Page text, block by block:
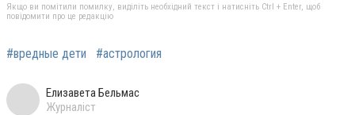
Якщо ви помітили помилку, виділіть необхідний текст і натисніть Ctrl + Enter, щоб
повідомити про це редакцію
#вредные дети #астрология
Елизавета Бельмас
Журналіст